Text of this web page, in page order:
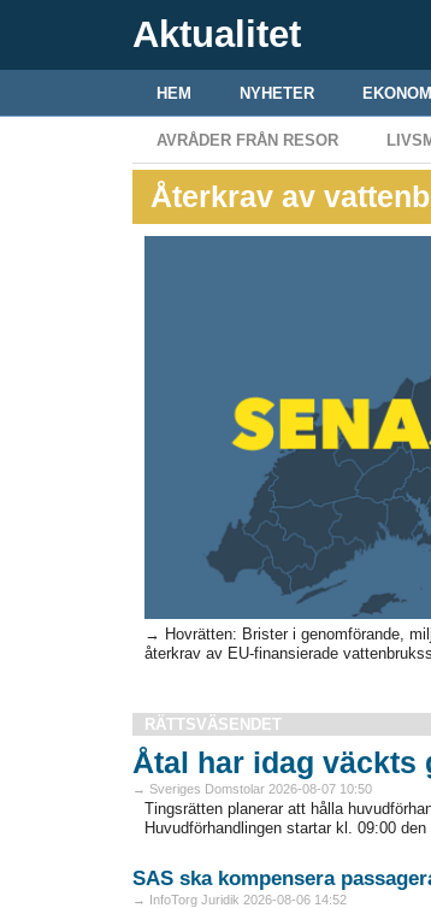
Aktualitet
HEM NYHETER EKONOMI
AVRÅDER FRÅN RESOR
Återkrav av
→ Hovrätten: Brister i genomförande,
återkrav av EU‑finansierade
RÄTTSVÄSENDET
Åtal har idag väckts
→ Sveriges Domstolar 2026-08-07 10:50
Tingsrätten planerar att hålla
Huvudförhandlingen startar kl. 09:00
SAS ska kompensera
→ InfoTorg Juridik 2026-08-06 14:52